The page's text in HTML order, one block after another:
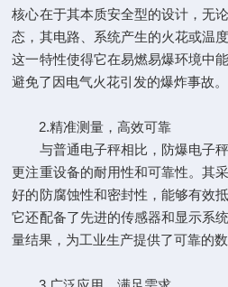
核心在于其本质安全型的设计，无
态，其电路、系统产生的火花或温
这一特性使得它在易燃易爆环境中
避免了因电气火花引发的爆炸事故。
2.精准测量，高效可靠
与普通电子秤相比，防爆电子秤
更注重设备的耐用性和可靠性。其
好的防腐蚀性和密封性，能够有效
它还配备了先进的传感器和显示系
量结果，为工业生产提供了可靠的数